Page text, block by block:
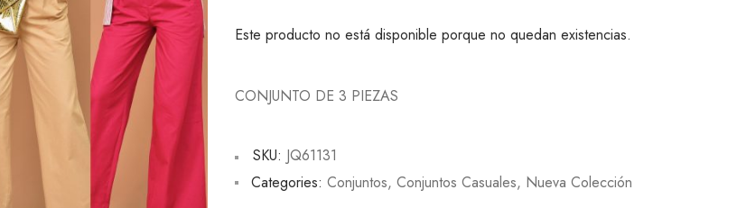
Este producto no está disponible porque no quedan existencias.
CONJUNTO DE 3 PIEZAS
SKU: JQ61131
Categories: Conjuntos,Conjuntos Casuales, Nueva Colección